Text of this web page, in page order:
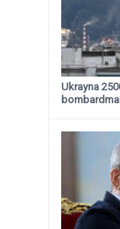
Ukrayna